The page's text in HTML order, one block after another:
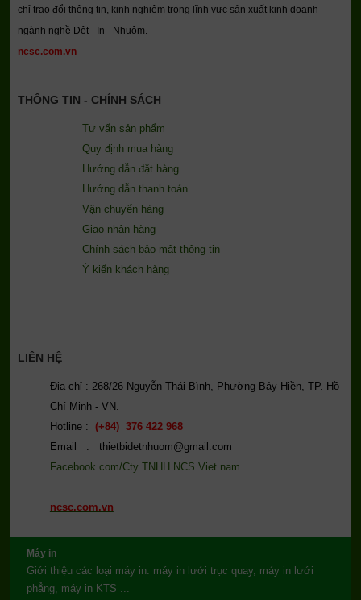
Máy in
Giới thiệu các loại máy in: máy in lưới trục quay, máy in lưới
phẳng, máy in KTS ...
chỉ trao đổi thông tin, kinh nghiệm trong lĩnh vực sản xuất kinh doanh
ngành nghề Dệt - In - Nhuộm.
ncsc.com.vn
THÔNG TIN - CHÍNH SÁCH
Tư vấn sản phẩm
Quy định mua hàng
Hướng dẫn đặt hàng
Hướng dẫn thanh toán
Vận chuyển hàng
Giao nhận hàng
Chính sách bảo mật thông tin
Ý kiến khách hàng
LIÊN HỆ
Địa chỉ : 268/26 Nguyễn Thái Bình, Phường Bảy Hiền, TP. Hồ
Chí Minh - VN.
Hotline : (+84) 376 422 968
Email : thietbidetnhuom@gmail.com
Facebook.com/Cty TNHH NCS Viet nam
ncsc.com.vn